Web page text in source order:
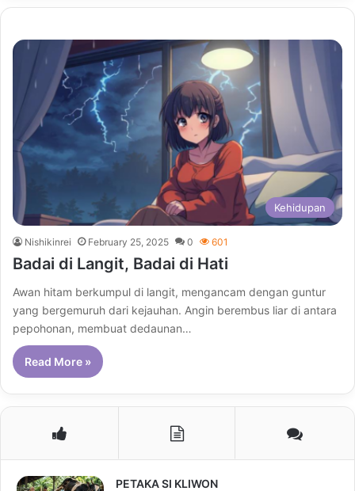
Kehidupan
Nishikinrei February 25, 2025 0 601
Badai di Langit, Badai di Hati
Awan hitam berkumpul di langit, mengancam dengan guntur
yang bergemuruh dari kejauhan. Angin berembus liar di antara
pepohonan, membuat dedaunan…
Read More »
PETAKA SI KLIWON